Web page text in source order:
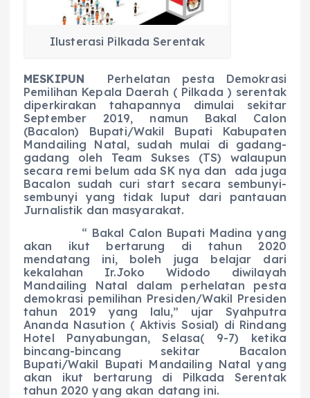
o
o
p
p
a
m
g
er
Ilusterasi Pilkada Serentak
MESKIPUN
Perhelatan pesta Demokrasi
Pemilihan Kepala Daerah ( Pilkada ) serentak
diperkirakan tahapannya dimulai sekitar
September 2019, namun Bakal Calon
(Bacalon) Bupati/Wakil Bupati Kabupaten
Mandailing Natal, sudah mulai di gadang-
gadang oleh Team Sukses (TS) walaupun
secara remi belum ada SK nya dan ada juga
Bacalon sudah curi start secara sembunyi-
sembunyi yang tidak luput dari pantauan
Jurnalistik dan masyarakat.
“ Bakal Calon Bupati Madina yang
akan ikut bertarung di tahun 2020
mendatang ini, boleh juga belajar dari
kekalahan Ir.Joko Widodo diwilayah
Mandailing Natal dalam perhelatan pesta
demokrasi pemilihan Presiden/Wakil Presiden
tahun 2019 yang lalu,” ujar Syahputra
Ananda Nasution ( Aktivis Sosial) di Rindang
Hotel Panyabungan, Selasa( 9-7) ketika
bincang-bincang sekitar Bacalon
Bupati/Wakil Bupati Mandailing Natal yang
akan ikut bertarung di Pilkada Serentak
tahun 2020 yang akan datang ini.